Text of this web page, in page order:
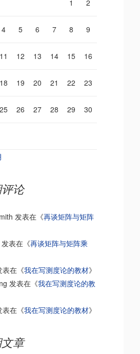
1 2
4 5 6 7 8 9
11 12 13 14 15 16
18 19 20 21 22 23
25 26 27 28 29 30
论
发表在《再谈矩阵与矩阵
表在《再谈矩阵与矩阵乘
在《我在写测度论的教材》
发表在《我在写测度论的教
在《我在写测度论的教材》
章